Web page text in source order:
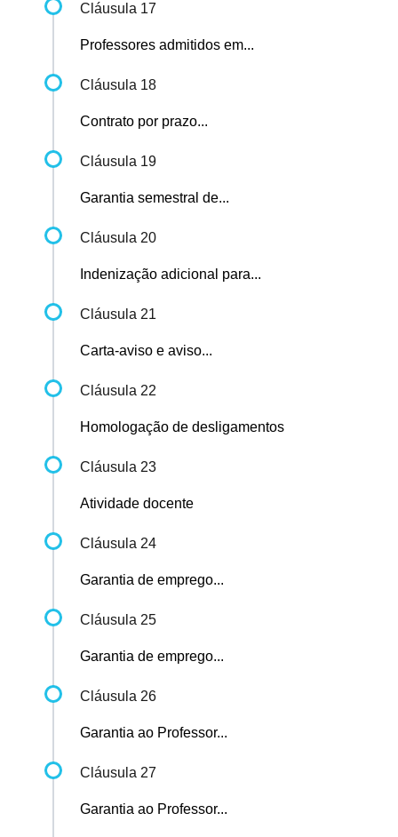
Cláusula 17
Professores admitidos em...
Cláusula 18
Contrato por prazo...
Cláusula 19
Garantia semestral de...
Cláusula 20
Indenização adicional para...
Cláusula 21
Carta-aviso e aviso...
Cláusula 22
Homologação de desligamentos
Cláusula 23
Atividade docente
Cláusula 24
Garantia de emprego...
Cláusula 25
Garantia de emprego...
Cláusula 26
Garantia ao Professor...
Cláusula 27
Garantia ao Professor...